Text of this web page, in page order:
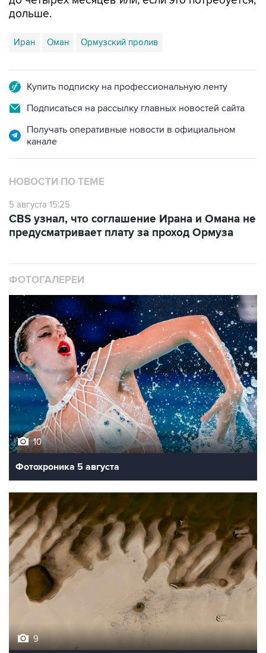
дольше.
Иран Оман Ормузский пролив
Купить подписку на профессиональную ленту
Подписаться на рассылку главных новостей сайта
Получать оперативные новости в официальном
канале
НОВОСТИ ПО ТЕМЕ
5 августа 15:25
CBS узнал, что соглашение Ирана и Омана не
предусматривает плату за проход Ормуза
ФОТОГАЛЕРЕИ
10
Фотохроника 5 августа
9